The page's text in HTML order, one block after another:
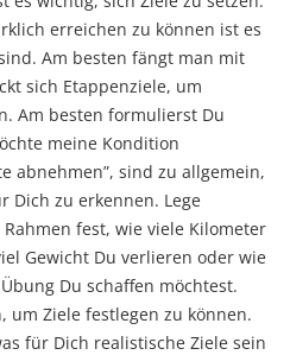
erreichen zu können ist es
Am besten fängt man mit
sich Etappenziele, um
Am besten formulierst Du
meine Kondition
abnehmen”, sind zu allgemein,
Dich zu erkennen. Lege
fest, wie viele Kilometer
Gewicht Du verlieren oder wie
Du schaffen möchtest.
um Ziele festlegen zu können.
für Dich realistische Ziele sein